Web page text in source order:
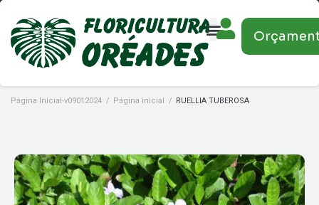
Página Inicial-v09012024 / Página inicial / RUELLIA TUBEROSA